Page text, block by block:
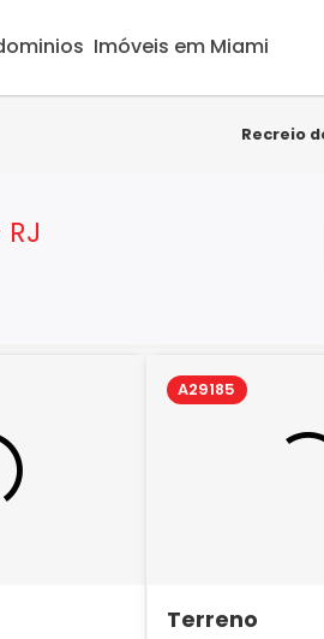
Imóveis em Miami
Recreio
A29185
Terreno